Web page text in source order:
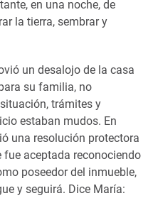
en una noche, de
la tierra, sembrar y
un desalojo de la casa
su familia, no
trámites y
estaban mudos. En
una resolución protectora
fue aceptada reconociendo
poseedor del inmueble,
y seguirá. Dice María: